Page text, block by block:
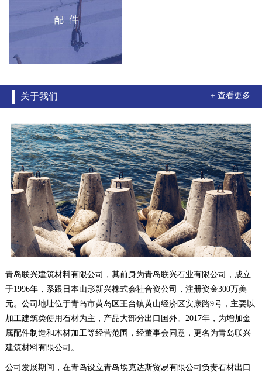
+ 查看更多
关于我们
青岛联兴建筑材料有限公司，其前身为青岛联兴石业有限公司，成立
于1996年，系跟日本山形新兴株式会社合资公司，注册资金300万美
元。公司地址位于青岛市黄岛区王台镇黄山经济区安康路9号，主要以
加工建筑类使用石材为主，产品大部分出口国外。2017年，为增加金
属配件制造和木材加工等经营范围，经董事会同意，更名为青岛联兴
建筑材料有限公司。
公司发展期间，在青岛设立青岛埃克达斯贸易有限公司负责石材出口